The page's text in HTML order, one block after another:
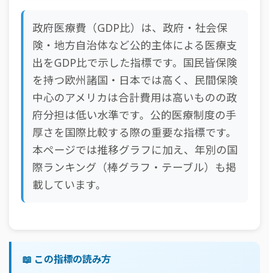
政府医療費（GDP比）は、政府・社会保
険・地方自治体など公的主体による医療支
出をGDP比で示した指標です。国民皆保険
を持つ欧州諸国・日本では高く、民間保険
中心のアメリカは合計費用は高いものの政
府分担は低い水準です。公的医療制度の手
厚さを国際比較する際の重要な指標です。
本ページでは推移グラフに加え、年別の国
際ランキング（棒グラフ・テーブル）も掲
載しています。
📖 この指標の読み方